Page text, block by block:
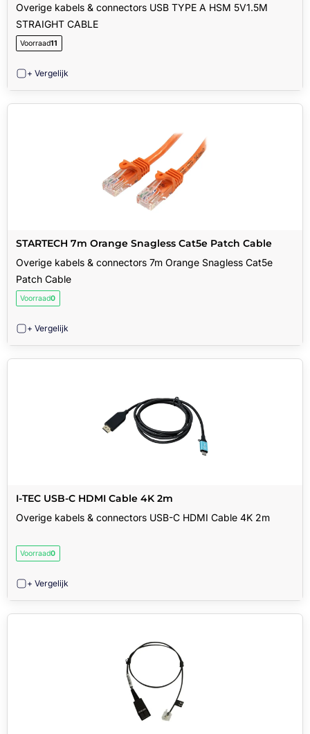
Overige kabels & connectors USB TYPE A HSM 5V1.5M
STRAIGHT CABLE
Voorraad11
+ Vergelijk
STARTECH 7m Orange Snagless Cat5e Patch Cable
Overige kabels & connectors 7m Orange Snagless Cat5e
Patch Cable
Voorraad0
+ Vergelijk
I-TEC USB-C HDMI Cable 4K 2m
Overige kabels & connectors USB-C HDMI Cable 4K 2m
Voorraad0
+ Vergelijk